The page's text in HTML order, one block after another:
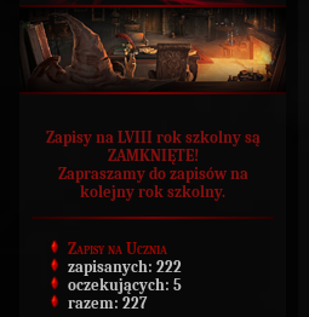
Zapisy na LVIII rok szkolny są
ZAMKNIĘTE!
Zapraszamy do zapisów na
kolejny rok szkolny.
Zapisy na Ucznia
zapisanych: 222
oczekujących: 5
razem: 227